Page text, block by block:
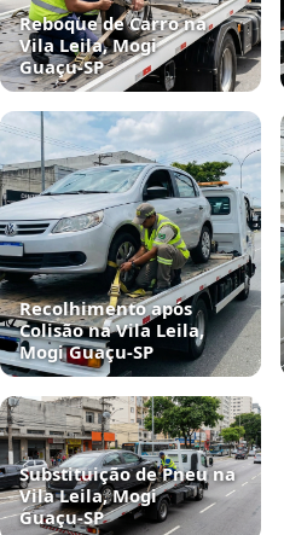
Reboque de Carro na
Vila Leila, Mogi
Guaçu‑SP
Recolhimento após
Colisão na Vila Leila,
Mogi Guaçu‑SP
Substituição de Pneu na
Vila Leila, Mogi
Guaçu‑SP